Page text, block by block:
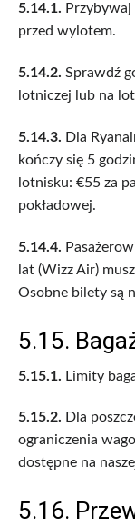
5.14.1.
przed wylotem.
5.14.2. Sprawdź
lotniczej lub na
5.14.3. Dla
kończy się 5
lotnisku: €55 za
pokładowej.
5.14.4.
lat (Wizz Air)
Osobne bilety są
5.15.
5.15.1. Limity
5.15.2. Dla
ograniczenia
dostępne na
5.16.